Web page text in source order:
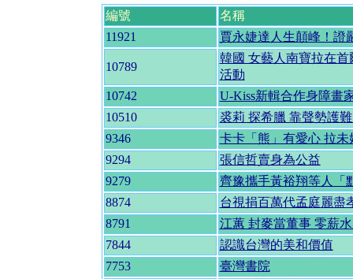
編號
名稱
11921
賈永婕達人生顛峰！證
10789
韓國 女藝人南寶拉在
活動
10742
U-Kiss新輯合作身障畫
10510
裘莉 探希臘 靠聲勢護
9346
卡卡「熊」有愛心 拉未
9294
張信哲賣身為公益
9279
齊豫攜手黃裕翔等人「
8874
台視捐百萬代孟庭麗盡
8791
江蕙 封麥當董事 零薪
7844
認識台灣的美和價值
7753
臺灣書院